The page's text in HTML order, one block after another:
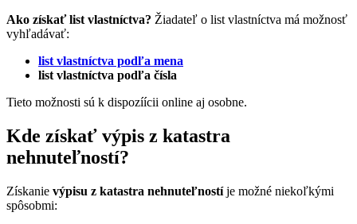
Ako získať list vlastníctva? Žiadateľ o list vlastníctva má možnosť
vyhľadávať:
list vlastníctva podľa mena
list vlastníctva podľa čísla
Tieto možnosti sú k dispozíícii online aj osobne.
Kde získať výpis z katastra
nehnuteľností?
Získanie výpisu z katastra nehnuteľnostíje možné niekoľkými
spôsobmi: